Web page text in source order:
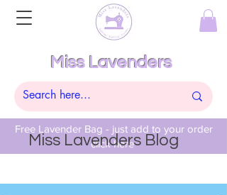
Free Lavender Bag - just add to your order
click here
Miss Lavenders
Miss Lavenders Blog